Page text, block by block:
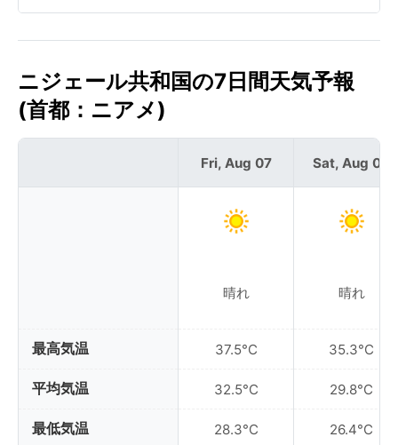
ニジェール共和国の7日間天気予報
(首都：ニアメ)
最高気温
平均気温
最低気温
Fri, Aug 07
晴れ
37.5°C
32.5°C
28.3°C
Sat, Aug 08
晴れ
35.3°C
29.8°C
26.4°C